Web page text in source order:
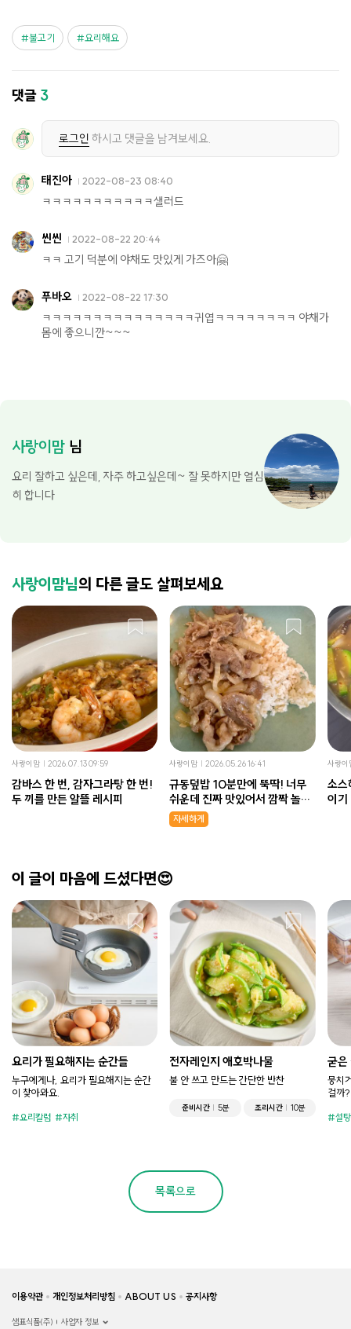
불고기 요리해요
댓글 3
로그인 하시고 댓글을 남겨보세요.
태진아 2022-08-23 08:40
ㅋㅋㅋㅋㅋㅋㅋㅋㅋㅋㅋ샐러드
씬씬 2022-08-22 20:44
ㅋㅋ 고기 덕분에 야채도 맛있게 가즈아🤗
푸바오 2022-08-22 17:30
ㅋㅋㅋㅋㅋㅋㅋㅋㅋㅋㅋㅋㅋㅋㅋ귀엽ㅋㅋㅋㅋㅋㅋㅋㅋ 야채가
몸에 좋으니깐~~~
사랑이맘 님
요리 잘하고 싶은데, 자주 하고싶은데~ 잘 못하지만 열심
히 합니다
사랑이맘님의 다른 글도 살펴보세요
사랑이맘 2026.07.13 09:59
감바스 한 번, 감자그라탕 한 번!
두 끼를 만든 알뜰 레시피
사랑이맘 2026.05.26 16:41
규동덮밥 10분만에 뚝딱! 너무
쉬운데 진짜 맛있어서 깜짝 놀랐
어요!
자세하게
사랑이
소스
이기
이 글이 마음에 드셨다면😍
요리가 필요해지는 순간들
누구에게나, 요리가 필요해지는 순간
이 찾아와요.
요리칼럼 자취
전자레인지 애호박나물
불 안 쓰고 만드는 간단한 반찬
준비시간 5분 조리시간 10분
굳은
뭉치
걸까?
설탕
목록으로
이용약관 개인정보처리방침 ABOUT US 공지사항
샘표식품(주)
사업자 정보